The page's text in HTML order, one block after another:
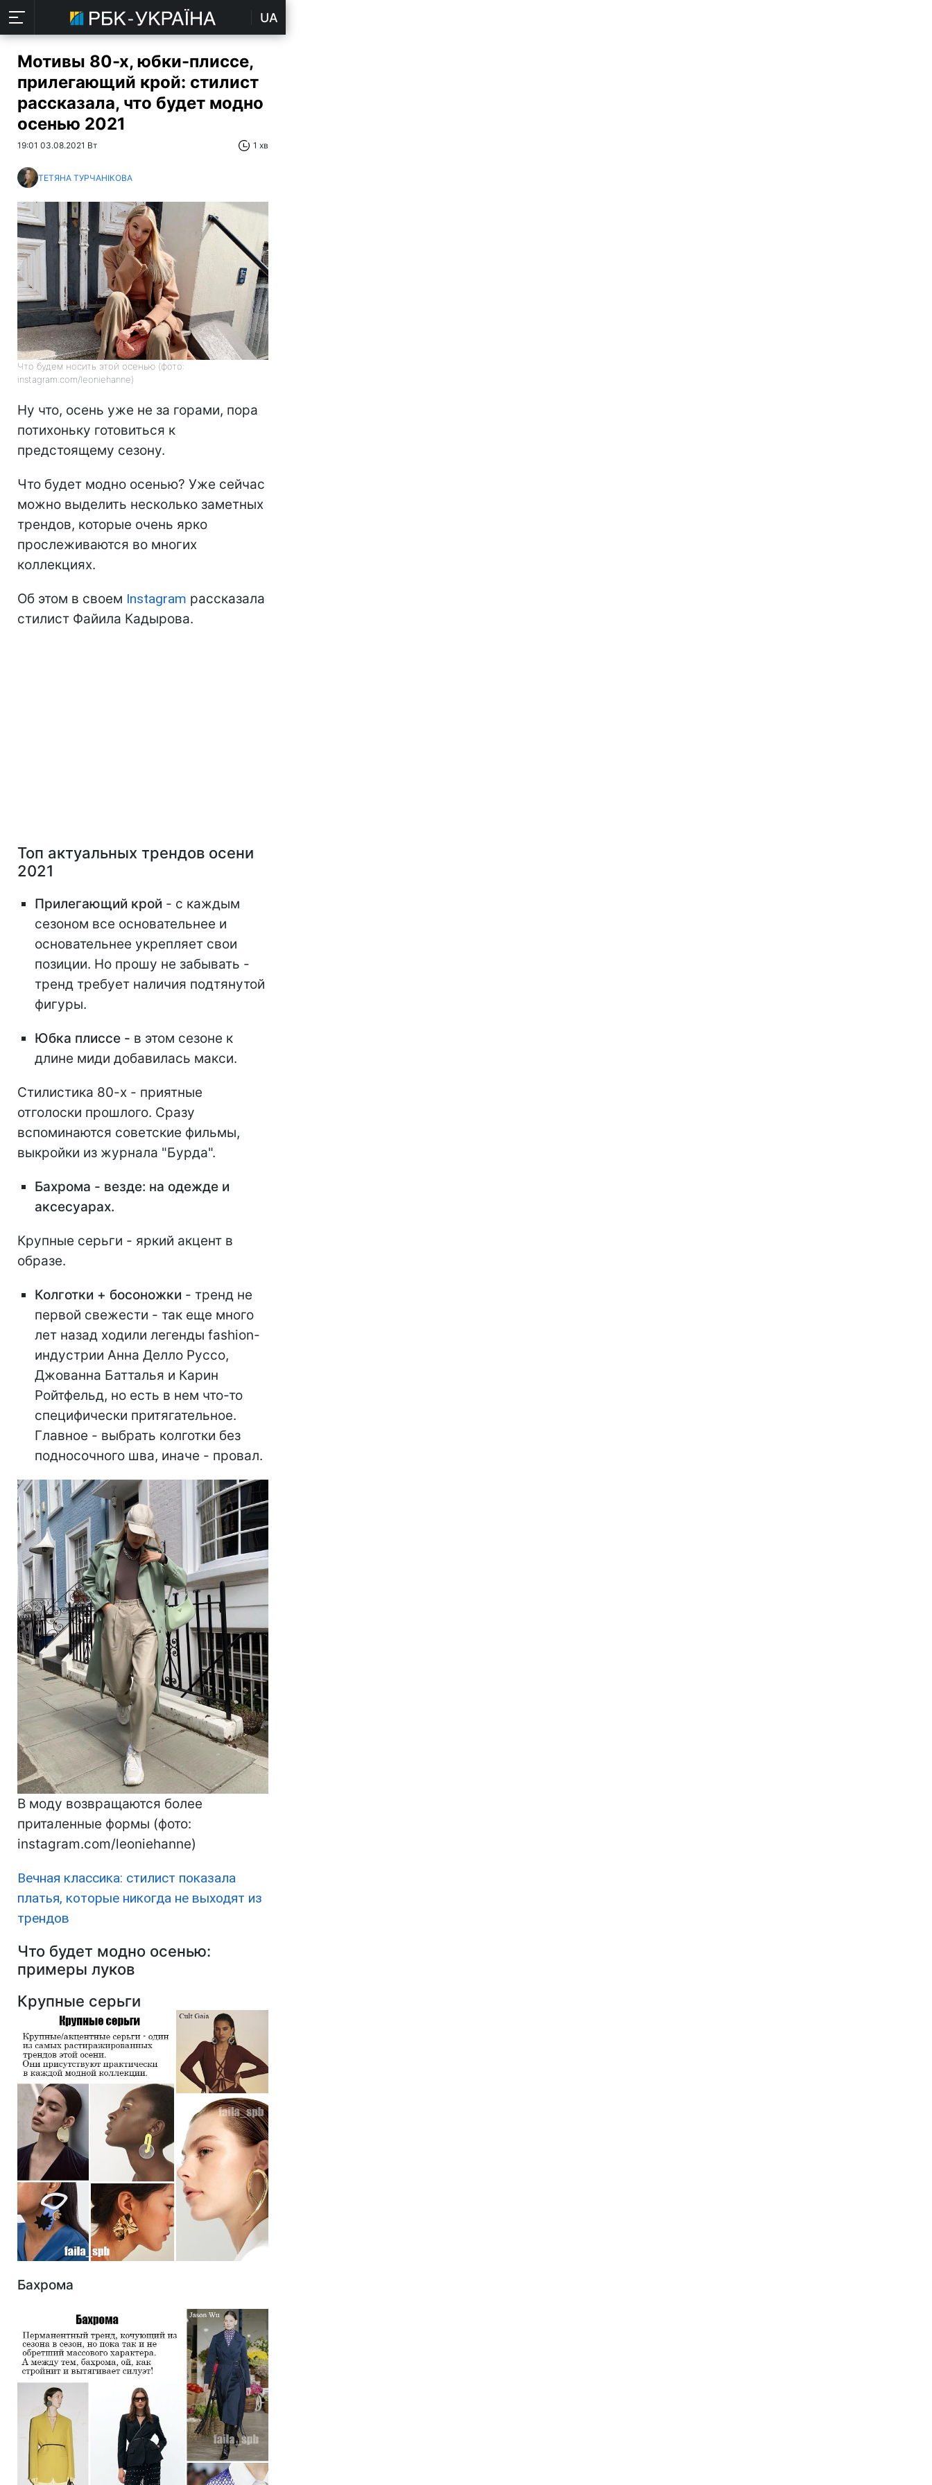
UA
Мотивы 80-х, юбки-плиссе,
прилегающий крой: стилист
рассказала, что будет модно
осенью 2021
19:01 03.08.2021 Вт 1 хв
ТЕТЯНА ТУРЧАНІКОВА
Что будем носить этой осенью (фото:
instagram.com/leoniehanne)
Ну что, осень уже не за горами, пора
потихоньку готовиться к
предстоящему сезону.
Что будет модно осенью? Уже сейчас
можно выделить несколько заметных
трендов, которые очень ярко
прослеживаются во многих
коллекциях.
Об этом в своем Instagram рассказала
стилист Файила Кадырова.
Топ актуальных трендов осени
2021
Прилегающий крой - с каждым
сезоном все основательнее и
основательнее укрепляет свои
позиции. Но прошу не забывать -
тренд требует наличия подтянутой
фигуры.
Юбка плиссе - в этом сезоне к
длине миди добавилась макси.
Стилистика 80-х - приятные
отголоски прошлого. Сразу
вспоминаются советские фильмы,
выкройки из журнала "Бурда".
Бахрома - везде: на одежде и
аксесуарах.
Крупные серьги - яркий акцент в
образе.
Колготки + босоножки - тренд не
первой свежести - так еще много
лет назад ходили легенды fashion-
индустрии Анна Делло Руссо,
Джованна Батталья и Карин
Ройтфельд, но есть в нем что-то
специфически притягательное.
Главное - выбрать колготки без
подносочного шва, иначе - провал.
В моду возвращаются более
приталенные формы (фото:
instagram.com/leoniehanne)
Вечная классика: стилист показала
платья, которые никогда не выходят из
трендов
Что будет модно осенью:
примеры луков
Крупные серьги
Бахрома